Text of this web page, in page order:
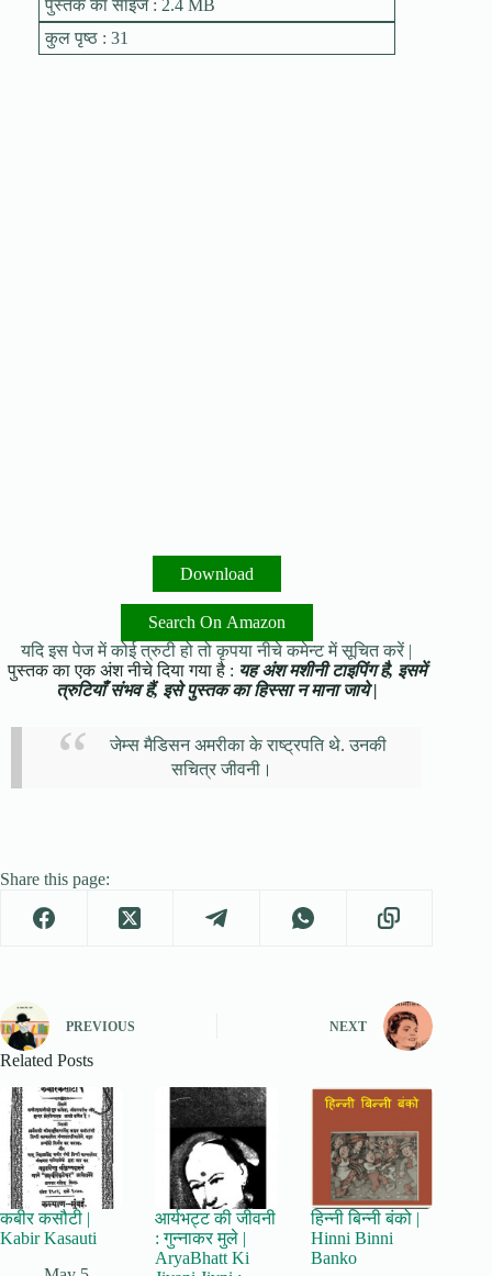
पुस्तक का साइज : 2.4 MB
कुल पृष्ठ : 31
Download
Search On Amazon
यदि इस पेज में कोई त्रुटी हो तो कृपया नीचे कमेन्ट में सूचित करें |
पुस्तक का एक अंश नीचे दिया गया है : यह अंश मशीनी टाइपिंग है, इसमें
त्रुटियाँ संभव हैं, इसे पुस्तक का हिस्सा न माना जाये |
जेम्स मैडिसन अमरीका के राष्ट्रपति थे. उनकी
सचित्र जीवनी।
Share this page:
PREVIOUS NEXT
Related Posts
कबीर कसौटी |
Kabir Kasauti
आर्यभट्ट की जीवनी
: गुन्नाकर मुले |
AryaBhatt Ki
हिन्नी बिन्नी बंको |
Hinni Binni
Banko